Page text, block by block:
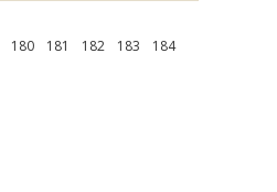
180 181 182 183
184